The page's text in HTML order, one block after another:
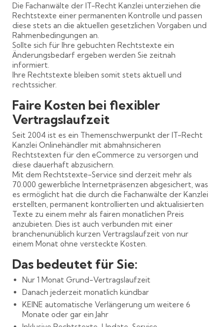
Die Fachanwälte der IT-Recht Kanzlei unterziehen die
Rechtstexte einer permanenten Kontrolle und passen
diese stets an die aktuellen gesetzlichen Vorgaben und
Rahmenbedingungen an.
Sollte sich für Ihre gebuchten Rechtstexte ein
Änderungsbedarf ergeben werden Sie zeitnah
informiert.
Ihre Rechtstexte bleiben somit stets aktuell und
rechtssicher.
Faire Kosten bei flexibler
Vertragslaufzeit
Seit 2004 ist es ein Themenschwerpunkt der IT-Recht
Kanzlei Onlinehändler mit abmahnsicheren
Rechtstexten für den eCommerce zu versorgen und
diese dauerhaft abzusichern.
Mit dem Rechtstexte-Service sind derzeit mehr als
70.000 gewerbliche Internetpräsenzen abgesichert, was
es ermöglicht hat die durch die Fachanwälte der Kanzlei
erstellten, permanent kontrollierten und aktualisierten
Texte zu einem mehr als fairen monatlichen Preis
anzubieten. Dies ist auch verbunden mit einer
branchenunüblich kurzen Vertragslaufzeit von nur
einem Monat ohne versteckte Kosten.
Das bedeutet für Sie:
Nur 1 Monat Grund-Vertragslaufzeit
Danach jederzeit monatlich kündbar
KEINE automatische Verlängerung um weitere 6
Monate oder gar ein Jahr